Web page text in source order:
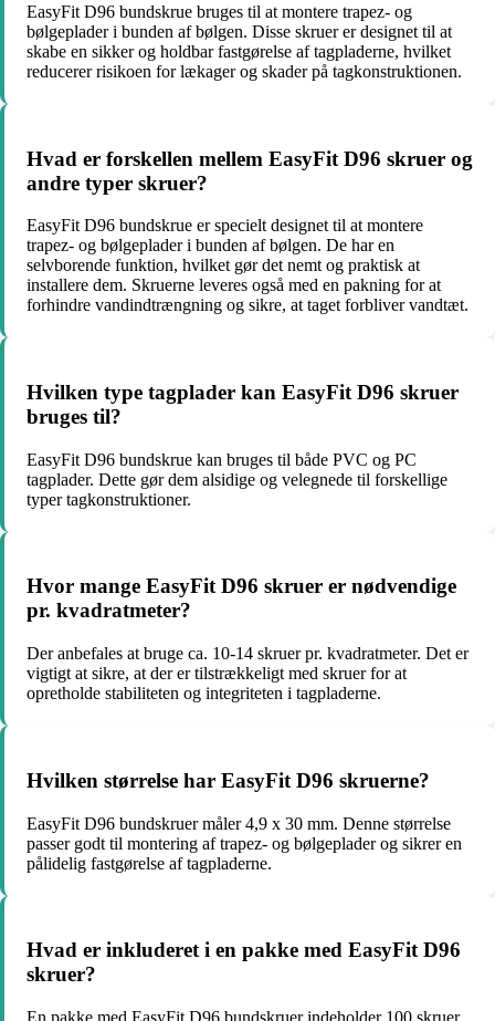
EasyFit D96 bundskrue bruges til at montere trapez- og
bølgeplader i bunden af bølgen. Disse skruer er designet til at
skabe en sikker og holdbar fastgørelse af tagpladerne, hvilket
reducerer risikoen for lækager og skader på tagkonstruktionen.
Hvad er forskellen mellem EasyFit D96 skruer og
andre typer skruer?
EasyFit D96 bundskrue er specielt designet til at montere
trapez- og bølgeplader i bunden af bølgen. De har en
selvborende funktion, hvilket gør det nemt og praktisk at
installere dem. Skruerne leveres også med en pakning for at
forhindre vandindtrængning og sikre, at taget forbliver vandtæt.
Hvilken type tagplader kan EasyFit D96 skruer
bruges til?
EasyFit D96 bundskrue kan bruges til både PVC og PC
tagplader. Dette gør dem alsidige og velegnede til forskellige
typer tagkonstruktioner.
Hvor mange EasyFit D96 skruer er nødvendige
pr. kvadratmeter?
Der anbefales at bruge ca. 10-14 skruer pr. kvadratmeter. Det er
vigtigt at sikre, at der er tilstrækkeligt med skruer for at
opretholde stabiliteten og integriteten i tagpladerne.
Hvilken størrelse har EasyFit D96 skruerne?
EasyFit D96 bundskruer måler 4,9 x 30 mm. Denne størrelse
passer godt til montering af trapez- og bølgeplader og sikrer en
pålidelig fastgørelse af tagpladerne.
Hvad er inkluderet i en pakke med EasyFit D96
skruer?
En pakke med EasyFit D96 bundskruer indeholder 100 skruer